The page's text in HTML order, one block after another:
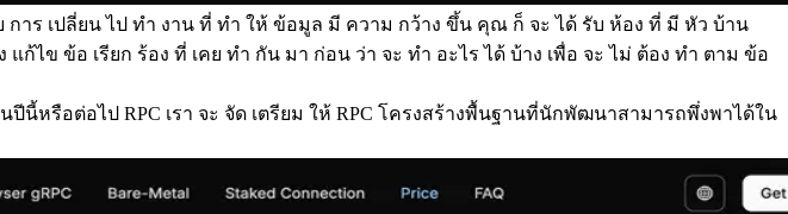
าร เปลี่ยน ไป ทํา งาน ที่ ทํา ให้ ข้อมูล มี ความ กว้าง ขึ้น คุณ ก็ จะ ได้ รับ ห้อง ที่ มี หัว บ้าน
ไข ข้อ เรียก ร้อง ที่ เคย ทํา กัน มา ก่อน ว่า จะ ทํา อะไร ได้ บ้าง เพื่อ จะ ไม่ ต้อง ทํา ตาม ข้อ
ปีนี้หรือต่อไป RPC เรา จะ จัด เตรียม ให้ RPC โครงสร้างพื้นฐานที่นักพัฒนาสามารถพึ่งพาได้ใน